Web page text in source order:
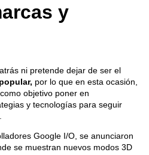
y
ni pretende dejar de ser el
por lo que en esta ocasión,
objetivo poner en
y tecnologías para seguir
Google I/O, se anunciaron
se muestran nuevos modos 3D